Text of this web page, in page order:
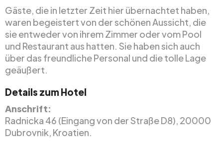
Gäste, die in letzter Zeit hier übernachtet haben,
waren begeistert von der schönen Aussicht, die
sie entweder von ihrem Zimmer oder vom Pool
und Restaurant aus hatten. Sie haben sich auch
über das freundliche Personal und die tolle Lage
geäußert.
Details zum Hotel
Anschrift:
Radnicka 46 (Eingang von der Straße D8), 20000
Dubrovnik, Kroatien.